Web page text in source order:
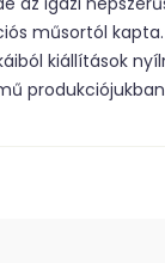
műsortól kapta.
kiállítások